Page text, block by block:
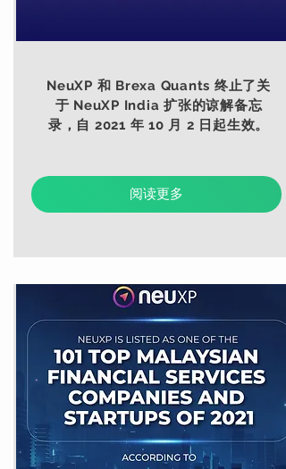
NeuXP 和 Brexa Quants 终止了关
于 NeuXP India 扩张的谅解备忘
录，自 2021 年 10 月 2 日起生效。
阅读更多